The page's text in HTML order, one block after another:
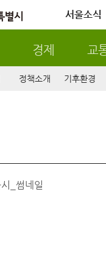
별시 서울소식
경제 교
정책소개 기후환경